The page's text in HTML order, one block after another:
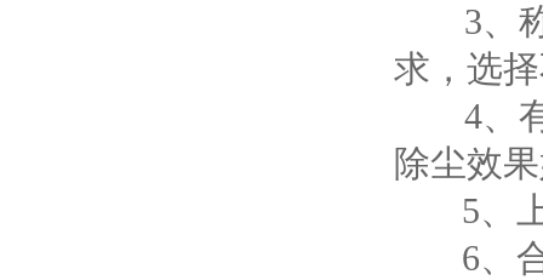
3、称
求，选
4、有
除尘效
5、上
6、合